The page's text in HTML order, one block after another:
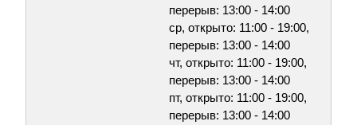
перерыв: 13:00 - 14:00
ср, открыто: 11:00 - 19:00,
перерыв: 13:00 - 14:00
чт, открыто: 11:00 - 19:00,
перерыв: 13:00 - 14:00
пт, открыто: 11:00 - 19:00,
перерыв: 13:00 - 14:00